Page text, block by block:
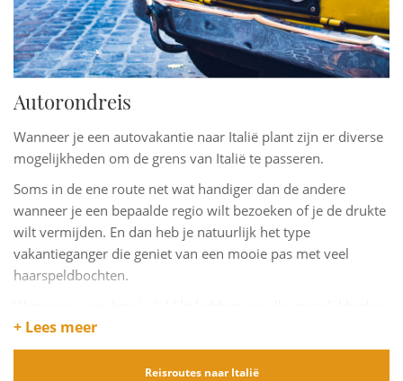
Autorondreis
Wanneer je een autovakantie naar Italië plant zijn er diverse
mogelijkheden om de grens van Italië te passeren.
Soms in de ene route net wat handiger dan de andere
wanneer je een bepaalde regio wilt bezoeken of je de drukte
wilt vermijden. En dan heb je natuurlijk het type
vakantieganger die geniet van een mooie pas met veel
haarspeldbochten.
voor je op een rijtje gezet. Wanneer je een reis boekt,
voegen we de opties toe aan je reisbescheiden.
+ Lees meer
Reisroutes naar Italië